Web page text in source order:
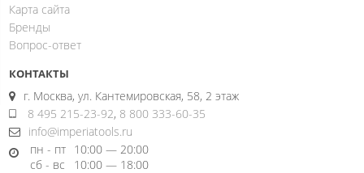
Карта сайта
Бренды
Вопрос-ответ
КОНТАКТЫ
г. Москва, ул. Кантемировская, 58, 2 этаж
8 495 215-23-92, 8 800 333-60-35
info@imperiatools.ru
пн - пт 10:00 — 20:00
сб - вс
10:00 — 18:00